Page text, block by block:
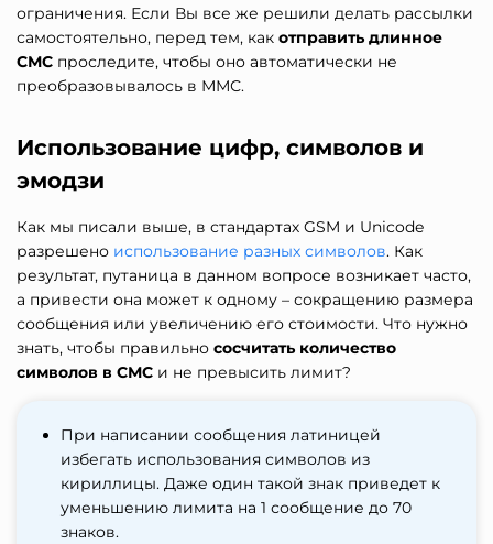
ограничения. Если Вы все же решили делать рассылки
самостоятельно, перед тем, как отправить длинное
СМС проследите, чтобы оно автоматически не
преобразовывалось в ММС.
Использование цифр, символов и
эмодзи
Как мы писали выше, в стандартах GSM и Unicode
разрешено использование разных символов. Как
результат, путаница в данном вопросе возникает часто,
а привести она может к одному – сокращению размера
сообщения или увеличению его стоимости. Что нужно
знать, чтобы правильно сосчитать количество
символов в СМС и не превысить лимит?
При написании сообщения латиницей
избегать использования символов из
кириллицы. Даже один такой знак приведет к
уменьшению лимита на 1 сообщение до 70
знаков.